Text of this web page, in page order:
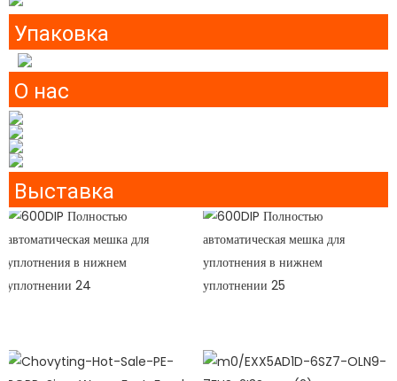
Упаковка
О нас
Выставка